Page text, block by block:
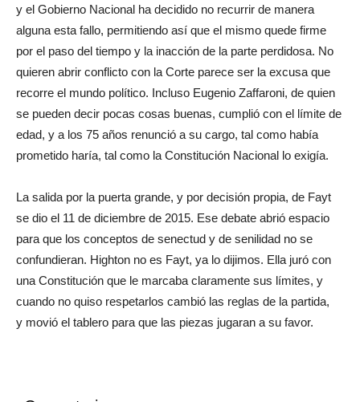
y el Gobierno Nacional ha decidido no recurrir de manera
alguna esta fallo, permitiendo así que el mismo quede firme
por el paso del tiempo y la inacción de la parte perdidosa. No
quieren abrir conflicto con la Corte parece ser la excusa que
recorre el mundo político. Incluso Eugenio Zaffaroni, de quien
se pueden decir pocas cosas buenas, cumplió con el límite de
edad, y a los 75 años renunció a su cargo, tal como había
prometido haría, tal como la Constitución Nacional lo exigía.
La salida por la puerta grande, y por decisión propia, de Fayt
se dio el 11 de diciembre de 2015. Ese debate abrió espacio
para que los conceptos de senectud y de senilidad no se
confundieran. Highton no es Fayt, ya lo dijimos. Ella juró con
una Constitución que le marcaba claramente sus límites, y
cuando no quiso respetarlos cambió las reglas de la partida,
y movió el tablero para que las piezas jugaran a su favor.